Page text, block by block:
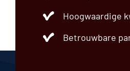
Hoogwaardige
Betrouwbare